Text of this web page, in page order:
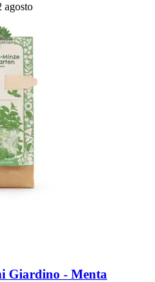
agosto
Giardino -​ Menta